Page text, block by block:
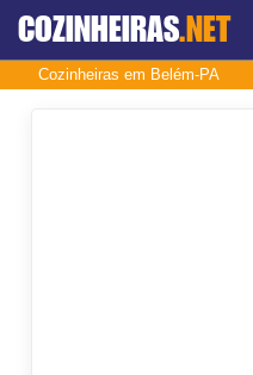
COZINHEIRAS.NET
Cozinheiras em Belém-PA